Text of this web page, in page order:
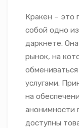
Кракен – это
собой одно
даркнете.
рынок, на
услугами.
на
анонимности
доступны